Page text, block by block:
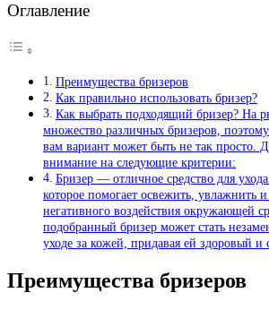
Оглавление
Преимущества бризеров
Как правильно использовать бризер?
Как выбрать подходящий бризер? На
множество различных бризеров,
вам вариант может быть не так просто.
внимание на следующие критерии:
Бризер — отличное средство для
которое помогает освежить, увлажнить
негативного воздействия окружающей
подобранный бризер может стать
уходе за кожей, придавая ей здоровый
Преимущества бризеров